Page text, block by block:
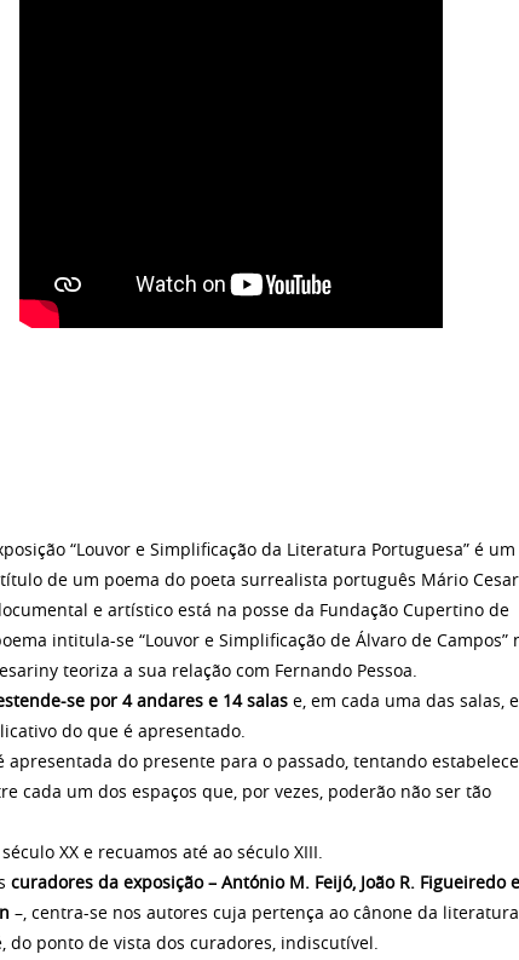
“Louvor e Simplificação da Literatura Portuguesa” é um
de um poema do poeta surrealista português Mário
e artístico está na posse da Fundação Cupertino de
intitula-se “Louvor e Simplificação de Álvaro de Campos”
teoriza a sua relação com Fernando Pessoa.
se por 4 andares e 14 salas e, em cada uma das salas,
do que é apresentado.
apresentada do presente para o passado, tentando
cada um dos espaços que, por vezes, poderão não ser tão
XX e recuamos até ao século XIII.
curadores da exposição – António M. Feijó, João R. Figueiredo e
–, centra-se nos autores cuja pertença ao cânone da literatura
do ponto de vista dos curadores, indiscutível.